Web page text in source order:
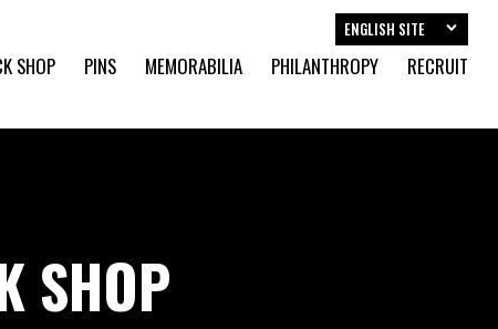
SHOP PINS MEMORABILIA PHILANTHROPY RECRUIT
ENGLISH SITE
SHOP